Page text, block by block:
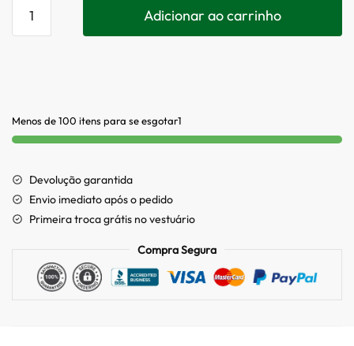
Adicionar ao carrinho
Menos de 100 itens para se esgotar1
Devolução garantida
Envio imediato após o pedido
Primeira troca grátis no vestuário
Compra Segura